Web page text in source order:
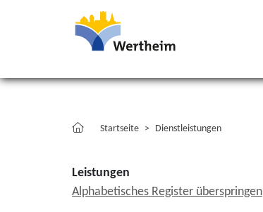
Startseite Dienstleistungen
Leistungen
Alphabetisches Register überspringen